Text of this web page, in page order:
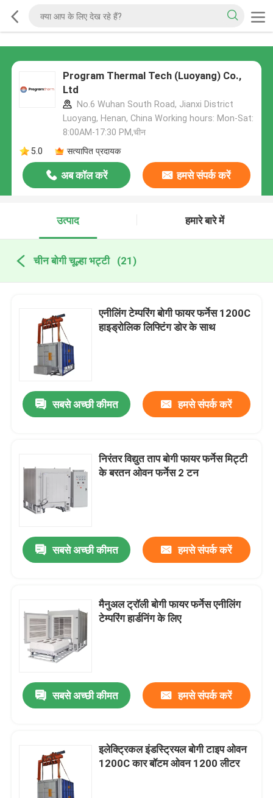
Program Thermal Tech (Luoyang) Co.,
Ltd
No.6 Wuhan South Road, Jianxi District
Luoyang, Henan, China Working hours: Mon-Sat:
8:00AM-17:30 PM,चीन
5.0
सत्यापित प्रदायक
अब कॉल करें हमसे संपर्क करें
उत्पाद हमारे बारे में
चीन बोगी चूल्हा भट्टी (21)
एनीलिंग टेम्परिंग बोगी फायर फर्नेस 1200C
हाइड्रोलिक लिफ्टिंग डोर के साथ
सबसे अच्छी कीमत हमसे संपर्क करें
निरंतर विद्युत ताप बोगी फायर फर्नेस मिट्टी
के बरतन ओवन फर्नेस 2 टन
सबसे अच्छी कीमत हमसे संपर्क करें
मैनुअल ट्रॉली बोगी फायर फर्नेस एनीलिंग
टेम्परिंग हार्डनिंग के लिए
सबसे अच्छी कीमत हमसे संपर्क करें
इलेक्ट्रिकल इंडस्ट्रियल बोगी टाइप ओवन
1200C कार बॉटम ओवन 1200 लीटर